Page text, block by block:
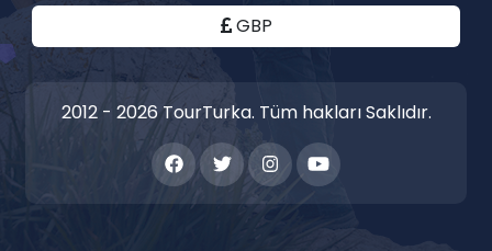
GBP
2012 - 2026 TourTurka. Tüm hakları Saklıdır.